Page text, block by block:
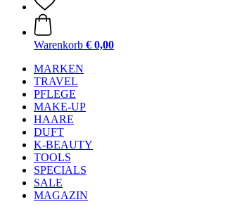
Warenkorb € 0,00
MARKEN
TRAVEL
PFLEGE
MAKE-UP
HAARE
DUFT
K-BEAUTY
TOOLS
SPECIALS
SALE
MAGAZIN